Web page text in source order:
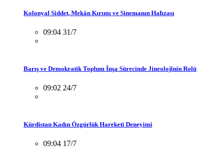
Kolonyal Şiddet, Mekân Kırımı ve Sinemanın Hafızası
09:04 31/7
Barış ve Demokratik Toplum İnşa Sürecinde Jineolojînin Rolü
09:02 24/7
Kürdistan Kadın Özgürlük Hareketi Deneyimi
09:04 17/7